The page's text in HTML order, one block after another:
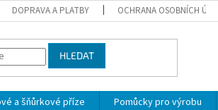
DOPRAVA A PLATBY OCHRANA OSOBNÍCH
HLEDAT
a šňůrkové příze Pomůcky pro výrobu